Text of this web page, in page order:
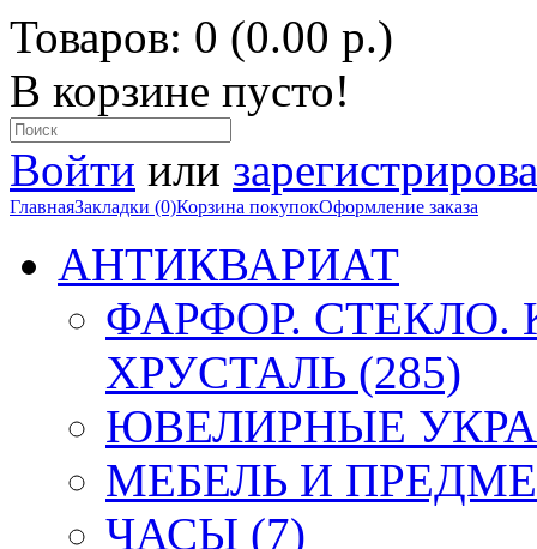
Товаров: 0 (0.00 р.)
В корзине пусто!
Войти или
ГлавнаяЗакладки (0)Корзина покупокОформление заказа
АНТИКВАРИАТ
ФАРФОР.
ХРУСТАЛЬ (285)
ЮВЕЛИРНЫЕ
МЕБЕЛЬ И
ЧАСЫ (7)